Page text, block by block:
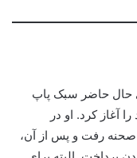
حال حاضر سبک پاپ
آغاز کرد. او در
سالگی به روی صحنه رفت و پس از آن،